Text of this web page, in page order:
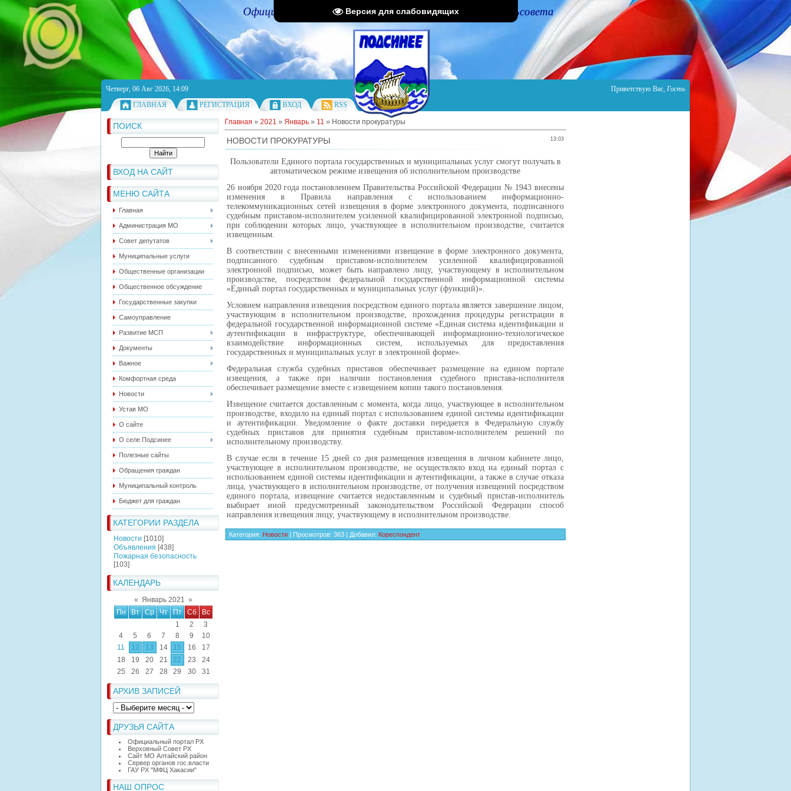
Версия для слабовидящих
Официальный портал Администрации Подсинского сельсовета
Четверг, 06 Авг 2026, 14:09 Приветствую Вас, Гость
ГЛАВНАЯ
РЕГИСТРАЦИЯ ВХОД RSS
ПОИСК
ВХОД НА САЙТ
МЕНЮ САЙТА
Главная
Администрация МО
Совет депутатов
Муниципальные услуги
Общественные организации
Общественное обсуждение
Государственные закупки
Самоуправление
Развитие МСП
Документы
Важное
Комфортная среда
Новости
Устав МО
О сайте
О селе Подсинее
Полезные сайты
Обращения граждан
Муниципальный контроль
Бюджет для граждан
КАТЕГОРИИ РАЗДЕЛА
Новости [1010]
Объявления [438]
Пожарная безопасность
[103]
КАЛЕНДАРЬ
« Январь 2021 »
Пн
Вт Ср Чт Пт Сб
Вс
1
2
3
4
5 6 7 8 9
10
11
12 13 14 15 16
17
18
19 20 21 22 23
24
25
26 27 28 29 30 31
АРХИВ ЗАПИСЕЙ
ДРУЗЬЯ САЙТА
Официальный портал РХ
Верховный Совет РХ
Сайт МО Алтайский район
Сервер органов гос.власти
ГАУ РХ "МФЦ Хакасии"
НАШ ОПРОС
Главная » 2021 » Январь » 11 » Новости прокуратуры
13:03
НОВОСТИ ПРОКУРАТУРЫ
Пользователи Единого портала государственных и муниципальных услуг смогут получать в
автоматическом режиме извещения об исполнительном производстве
26 ноября 2020 года постановлением Правительства Российской Федерации № 1943 внесены
изменения в Правила направления с использованием информационно-
телекоммуникационных сетей извещения в форме электронного документа, подписанного
судебным приставом-исполнителем усиленной квалифицированной электронной подписью,
при соблюдении которых лицо, участвующее в исполнительном производстве, считается
извещенным.
В соответствии с внесенными изменениями извещение в форме электронного документа,
подписанного судебным приставом-исполнителем усиленной квалифицированной
электронной подписью, может быть направлено лицу, участвующему в исполнительном
производстве, посредством федеральной государственной информационной системы
«Единый портал государственных и муниципальных услуг (функций)».
Условием направления извещения посредством единого портала является завершение лицом,
участвующим в исполнительном производстве, прохождения процедуры регистрации в
федеральной государственной информационной системе «Единая система идентификации и
аутентификации в инфраструктуре, обеспечивающей информационно-технологическое
взаимодействие информационных систем, используемых для предоставления
государственных и муниципальных услуг в электронной форме».
Федеральная служба судебных приставов обеспечивает размещение на едином портале
извещения, а также при наличии постановления судебного пристава-исполнителя
обеспечивает размещение вместе с извещением копии такого постановления.
Извещение считается доставленным с момента, когда лицо, участвующее в исполнительном
производстве, входило на единый портал с использованием единой системы идентификации
и аутентификации. Уведомление о факте доставки передается в Федеральную службу
судебных приставов для принятия судебным приставом-исполнителем решений по
исполнительному производству.
В случае если в течение 15 дней со дня размещения извещения в личном кабинете лицо,
участвующее в исполнительном производстве, не осуществляло вход на единый портал с
использованием единой системы идентификации и аутентификации, а также в случае отказа
лица, участвующего в исполнительном производстве, от получения извещений посредством
единого портала, извещение считается недоставленным и судебный пристав-исполнитель
выбирает иной предусмотренный законодательством Российской Федерации способ
направления извещения лицу, участвующему в исполнительном производстве.
Категория: Новости | Просмотров: 363 | Добавил: Кореспондент